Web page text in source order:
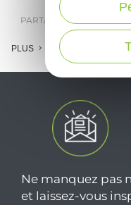
PARTAGER :
PLUS
Ne manquez pas
et laissez-vous